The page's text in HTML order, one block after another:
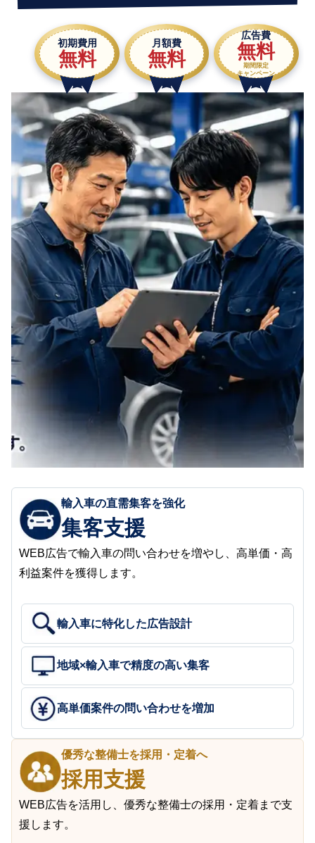
初期費用
無料
月額費
無料
広告費
無料
期間限定
キャンペーン
輸入車の直需集客を強化
集客支援
WEB広告で輸入車の問い合わせを増やし、高単価・高
利益案件を獲得します。
輸入車に特化した広告設計
地域×輸入車で精度の高い集客
高単価案件の問い合わせを増加
優秀な整備士を採用・定着へ
採用支援
WEB広告を活用し、優秀な整備士の採用・定着まで支
援します。